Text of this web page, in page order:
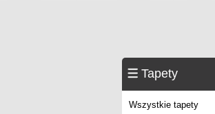
Tapety
Wszystkie tapety